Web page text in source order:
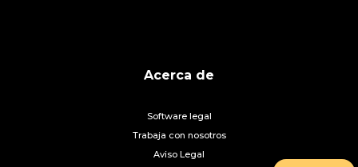
Acerca de
Software legal
Trabaja con nosotros
Aviso Legal